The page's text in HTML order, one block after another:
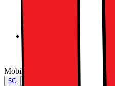
Mobilt datanätverk
5G